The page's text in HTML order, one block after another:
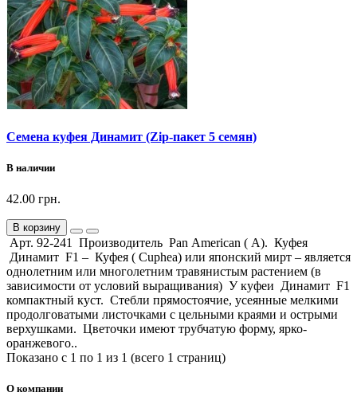
Семена куфея Динамит (Zip-пакет 5 семян)
В наличии
42.00 грн.
В корзину
Арт. 92-241 Производитель Pan American ( А). Куфея
Динамит F1 – Куфея ( Cuphea) или японский мирт – является
однолетним или многолетним травянистым растением (в
зависимости от условий выращивания) У куфеи Динамит F1
компактный куст. Стебли прямостоячие, усеянные мелкими
продолговатыми листочками с цельными краями и острыми
верхушками. Цветочки имеют трубчатую форму, ярко-
оранжевого..
Показано с 1 по 1 из 1 (всего 1 страниц)
О компании